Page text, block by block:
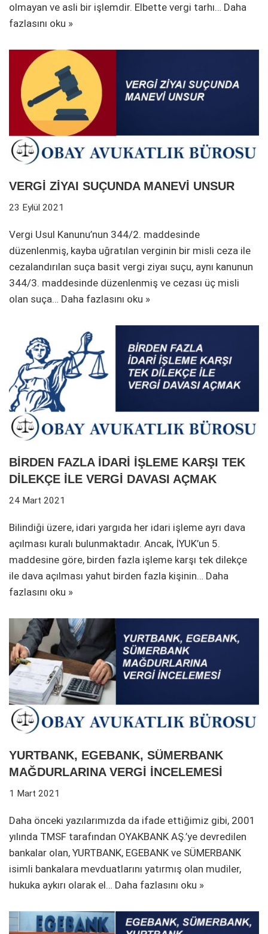
olmayan ve asli bir işlemdir. Elbette vergi tarhı… Daha
fazlasını oku »
VERGİ ZİYAI SUÇUNDA MANEVİ UNSUR
23 Eylül 2021
Vergi Usul Kanunu’nun 344/2. maddesinde
düzenlenmiş, kayba uğratılan verginin bir misli ceza ile
cezalandırılan suça basit vergi ziyaı suçu, aynı kanunun
344/3. maddesinde düzenlenmiş ve cezası üç misli
olan suça… Daha fazlasını oku »
BİRDEN FAZLA İDARİ İŞLEME KARŞI TEK
DİLEKÇE İLE VERGİ DAVASI AÇMAK
24 Mart 2021
Bilindiği üzere, idari yargıda her idari işleme ayrı dava
açılması kuralı bulunmaktadır. Ancak, İYUK’un 5.
maddesine göre, birden fazla işleme karşı tek dilekçe
ile dava açılması yahut birden fazla kişinin… Daha
fazlasını oku »
YURTBANK, EGEBANK, SÜMERBANK
MAĞDURLARINA VERGİ İNCELEMESİ
1 Mart 2021
Daha önceki yazılarımızda da ifade ettiğimiz gibi, 2001
yılında TMSF tarafından OYAKBANK AŞ.’ye devredilen
bankalar olan, YURTBANK, EGEBANK ve SÜMERBANK
isimli bankalara mevduatlarını yatırmış olan mudiler,
hukuka aykırı olarak el… Daha fazlasını oku »